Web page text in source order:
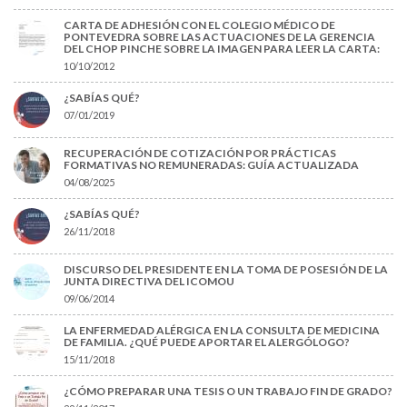
CARTA DE ADHESIÓN CON EL COLEGIO MÉDICO DE
PONTEVEDRA SOBRE LAS ACTUACIONES DE LA GERENCIA
DEL CHOP PINCHE SOBRE LA IMAGEN PARA LEER LA CARTA:
10/10/2012
¿SABÍAS QUÉ?
07/01/2019
RECUPERACIÓN DE COTIZACIÓN POR PRÁCTICAS
FORMATIVAS NO REMUNERADAS: GUÍA ACTUALIZADA
04/08/2025
¿SABÍAS QUÉ?
26/11/2018
DISCURSO DEL PRESIDENTE EN LA TOMA DE POSESIÓN DE LA
JUNTA DIRECTIVA DEL ICOMOU
09/06/2014
LA ENFERMEDAD ALÉRGICA EN LA CONSULTA DE MEDICINA
DE FAMILIA. ¿QUÉ PUEDE APORTAR EL ALERGÓLOGO?
15/11/2018
¿CÓMO PREPARAR UNA TESIS O UN TRABAJO FIN DE GRADO?